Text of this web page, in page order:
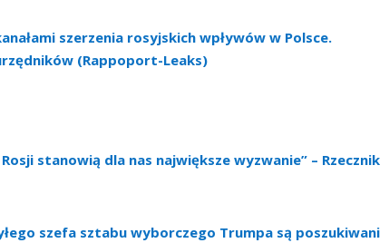
szerzenia rosyjskich wpływów w Polsce.
(Rappoport-Leaks)
stanowią dla nas największe wyzwanie” – Rzecznik
szefa sztabu wyborczego Trumpa są poszukiwani